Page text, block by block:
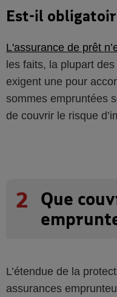
Est-il
L'assurance de prêt
les faits, la plupart
exigent une pour
sommes empruntées
de couvrir le risque
2
Que
L’étendue de la
assurances